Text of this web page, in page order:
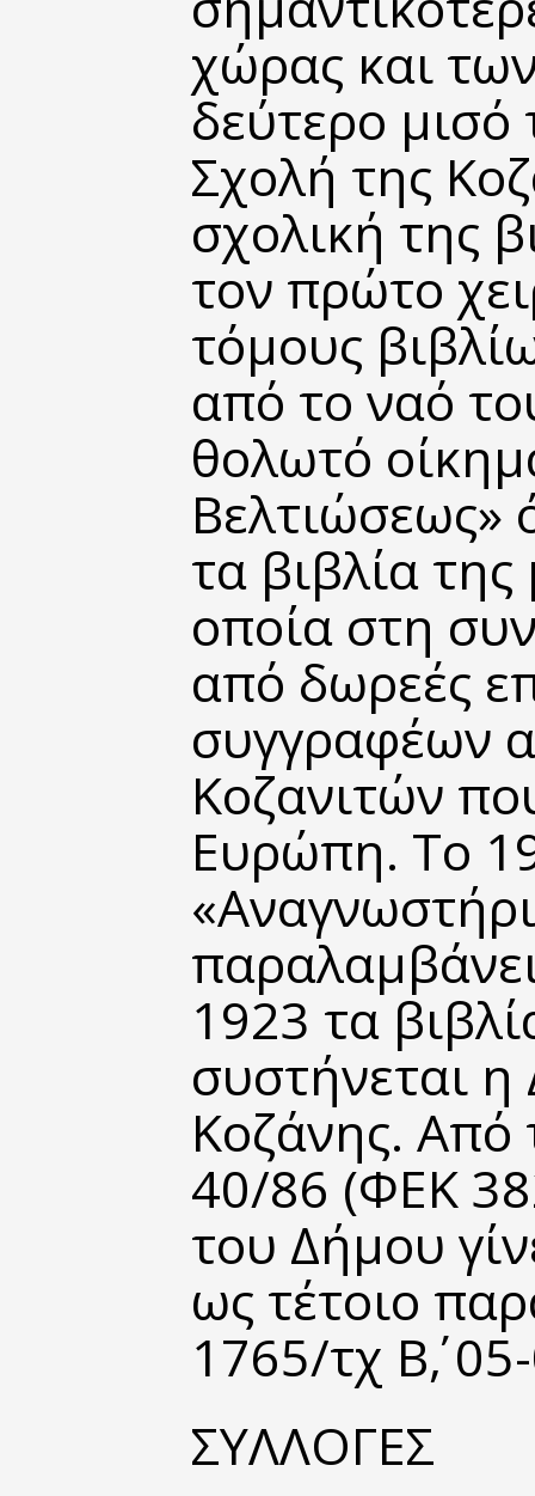
χώρας και
δεύτερο μισό
Σχολή της
σχολική της
τον πρώτο
τόμους
από το ναό
θολωτό
Βελτιώσεως»
τα βιβλία
οποία στη
από δωρεές
συγγραφέων
Κοζανιτών
Ευρώπη. Το
1923 τα
συστήνεται
Κοζάνης. Από
40/86 (ΦΕΚ
του Δήμου
ως τέτοιο
1765/τχ Β΄,
ΣΥΛΛΟΓΕΣ